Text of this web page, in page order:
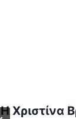
Η Χριστίνα